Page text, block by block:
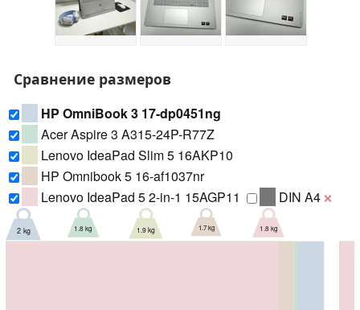
Сравнение размеров
HP OmniBook 3 17-dp0451ng
Acer Aspire 3 A315-24P-R77Z
Lenovo IdeaPad Slim 5 16AKP10
HP Omnibook 5 16-af1037nr
Lenovo IdeaPad 5 2-in-1 15AGP11
DIN A4 ❌
2 kg 1.8 kg 1.9 kg 1.7 kg 1.8 kg